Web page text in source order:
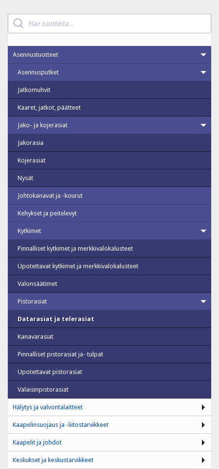
Products
search
Asennustuotteet
Asennusputket
Jatkomuhvit
Kaaret, jatkot, päätteet
Jako- ja kojerasiat
Jakorasia
Kojerasiat
Nysät
Johtokanavat ja -kourut
Kehykset ja peitelevyt
Kytkimet
Pinnalliset kytkimet ja merkkivalokalusteet
Upotettavat kytkimet ja merkkivalokalusteet
Valonsäätimet
Pistorasiat
Datarasiat ja telerasiat
Kanavarasiat
Pinnalliset pistorasiat ja- tulpat
Upotettavat pistorasiat
Valaisinpistorasiat
Hälytys ja valvontalaitteet
Kaapelinsuojaus ja -liitostarvikkeet
Kaapelit ja johdot
Keskukset ja keskustarvikkeet